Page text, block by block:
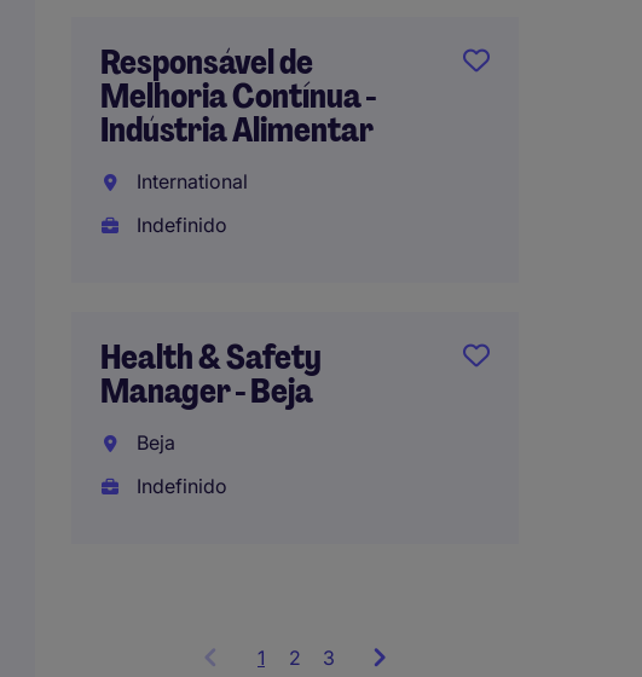
Responsável de
Melhoria Contínua -
Indústria Alimentar
International
Indefinido
Health & Safety
Manager - Beja
Beja
Indefinido
1 Showing
2 3